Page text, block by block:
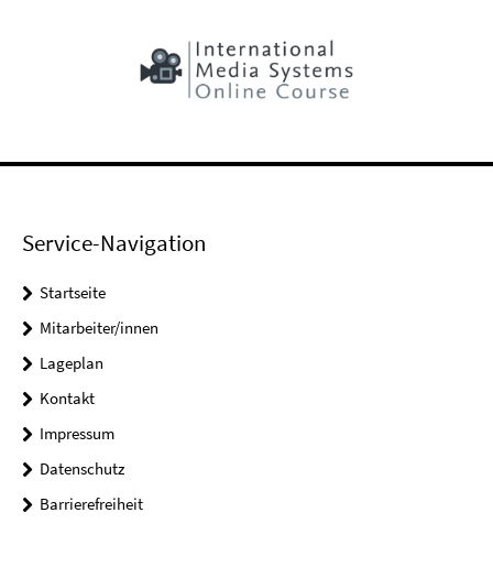
Service-Navigation
Startseite
Mitarbeiter/innen
Lageplan
Kontakt
Impressum
Datenschutz
Barrierefreiheit